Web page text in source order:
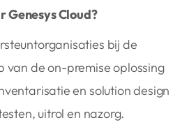
Genesys Cloud?
bij de
van de on-premise oplossing
en solution design
uitrol en nazorg.